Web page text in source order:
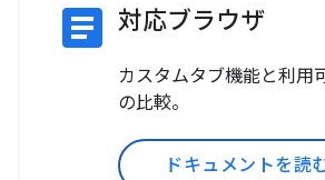
article 対応ブラウザ
カスタムタブ機能と利用
の比較。
ドキュメントを読